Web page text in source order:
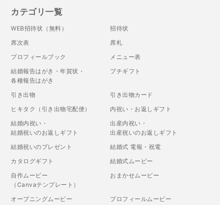
カテゴリ一覧
WEB招待状（無料）
招待状
席次表
席札
プロフィールブック
メニュー表
結婚報告はがき・年賀状・
各種報告はがき
プチギフト
引き出物
引き出物カード
ヒキタク（引き出物宅配便）
内祝い・お返しギフト
結婚内祝い・
結婚祝いのお返しギフト
出産内祝い・
出産祝いのお返しギフト
結婚祝いのプレゼント
結婚式 電報・祝電
カタログギフト
結婚式ムービー
自作ムービー
（Canvaテンプレート）
おまかせムービー
オープニングムービー
プロフィールムービー